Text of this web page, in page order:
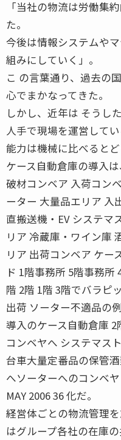
「当社の物流は労働集
た。
今後は情報システムや
組みにしていく」。
こ の言葉通り、過去の
心でまかなってきた。
しかし、近年は そうし
人手で現場を運営して
能力は機械に比べるとど
ケース自動倉庫の導入
破材コンベア 入荷コン
ーター 大量品エリア 入
直搬送機・EV システマ
リア 冷蔵庫・ワイン庫
リア 出荷コンベア ケー
ド 1階事務所 5階事務所
階 2階 1階 3階でバラピ
出荷 ソーター不適品の
導入のケース自動倉庫
コンベヤへ システマス
台車大量定番品の保管
へソーターへのコンベ
MAY 2006 36 化だ。
経営体ごとの物流管理
はグループ各社の在庫